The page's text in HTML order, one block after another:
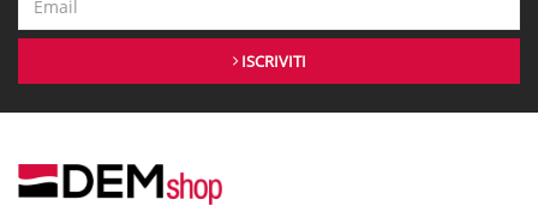
ISCRIVITI